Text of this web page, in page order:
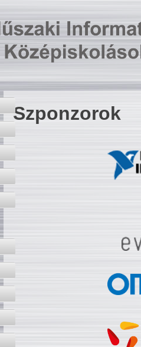
Szponzorok